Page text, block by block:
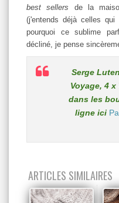
best sellers de la
(j'entends déjà celles qui
pourquoi ce sublime
décliné, je pense
Serge
Voyage, 4
dans les
ligne ici
ARTICLES SIMILAIRES